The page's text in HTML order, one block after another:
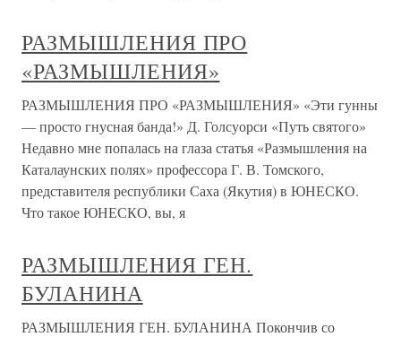
РАЗМЫШЛЕНИЯ ПРО
«РАЗМЫШЛЕНИЯ»
РАЗМЫШЛЕНИЯ ПРО «РАЗМЫШЛЕНИЯ» «Эти гунны
— просто гнусная банда!» Д. Голсуорси «Путь святого»
Недавно мне попалась на глаза статья «Размышления на
Каталаунских полях» профессора Г. В. Томского,
представителя республики Саха (Якутия) в ЮНЕСКО.
Что такое ЮНЕСКО, вы, я
РАЗМЫШЛЕНИЯ ГЕН.
БУЛАНИНА
РАЗМЫШЛЕНИЯ ГЕН. БУЛАНИНА Покончив со